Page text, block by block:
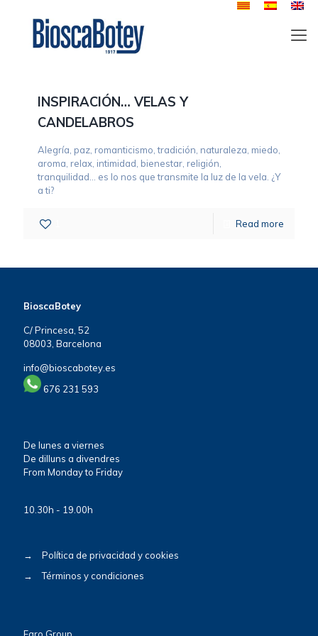
INSPIRACIÓN… VELAS Y
CANDELABROS
Alegría, paz, romanticismo, tradición, naturaleza, miedo,
aroma, relax, intimidad, bienestar, religión,
tranquilidad... es lo nos que transmite la luz de la vela. ¿Y
a ti?
Read more
BioscaBotey
C/ Princesa, 52
08003, Barcelona
info@bioscabotey.es
676 231 593
De lunes a viernes
De dilluns a divendres
From Monday to Friday
10.30h - 19.00h
→
Política de privacidad y cookies
→
Términos y condiciones